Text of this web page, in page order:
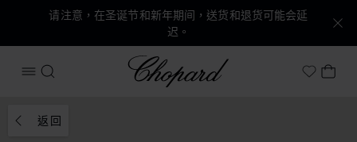
请注意，在圣诞节和新年期间，送货和退货可能会延
迟。
打开菜单
搜索
Chopard
My我
返回